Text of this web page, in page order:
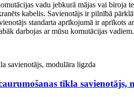
vadu jebkurā mājas vai biroja
kabelis. Savienotājs ir pilnībā
standarta aprīkojumā ir aprīkots
darbojas ar mūsu komutācijas vadiem.
tīkla savienotājs,